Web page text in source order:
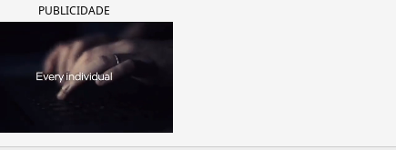
PUBLICIDADE